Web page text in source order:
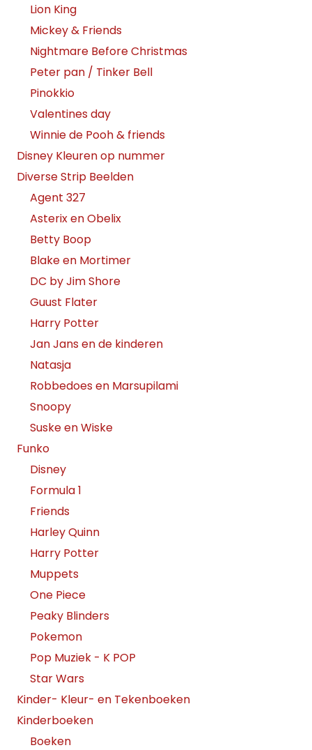
Lion King
Mickey & Friends
Nightmare Before Christmas
Peter pan / Tinker Bell
Pinokkio
Valentines day
Winnie de Pooh & friends
Disney Kleuren op nummer
Diverse Strip Beelden
Agent 327
Asterix en Obelix
Betty Boop
Blake en Mortimer
DC by Jim Shore
Guust Flater
Harry Potter
Jan Jans en de kinderen
Natasja
Robbedoes en Marsupilami
Snoopy
Suske en Wiske
Funko
Disney
Formula 1
Friends
Harley Quinn
Harry Potter
Muppets
One Piece
Peaky Blinders
Pokemon
Pop Muziek - K POP
Star Wars
Kinder- Kleur- en Tekenboeken
Kinderboeken
Boeken